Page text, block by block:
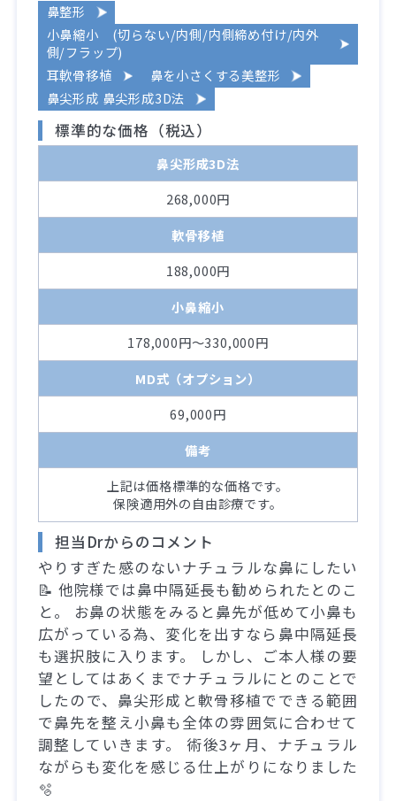
鼻整形
小鼻縮小 (切らない/内側/内側締め付け/内外
側/フラップ)
耳軟骨移植
鼻を小さくする美整形
鼻尖形成 鼻尖形成3D法
標準的な価格（税込）
鼻尖形成3D法
268,000円
軟骨移植
188,000円
小鼻縮小
178,000円～330,000円
MD式（オプション）
69,000円
備考
上記は価格標準的な価格です。
保険適用外の自由診療です。
担当Drからのコメント
やりすぎた感のないナチュラルな鼻にしたい
📝 他院様では鼻中隔延長も勧められたとのこ
と。 お鼻の状態をみると鼻先が低めて小鼻も
広がっている為、変化を出すなら鼻中隔延長
も選択肢に入ります。 しかし、ご本人様の要
望としてはあくまでナチュラルにとのことで
したので、鼻尖形成と軟骨移植でできる範囲
で鼻先を整え小鼻も全体の雰囲気に合わせて
調整していきます。 術後3ヶ月、ナチュラル
ながらも変化を感じる仕上がりになりました
🫧